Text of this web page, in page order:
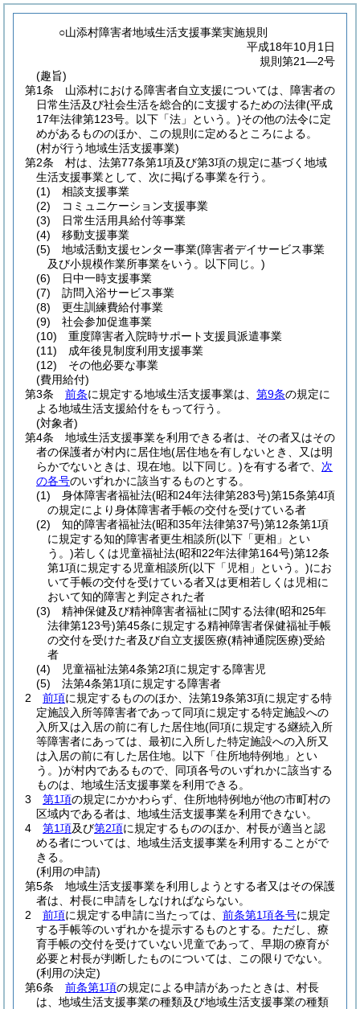
○山添村障害者地域生活支援事業実施規則
平成18年10月1日
規則第21―2号
(趣旨)
第1条
山添村における障害者自立支援については、障害者の
日常生活及び社会生活を総合的に支援するための法律(平成
17年法律第123号。以下「法」という。)その他の法令に定
めがあるもののほか、この規則に定めるところによる。
(村が行う地域生活支援事業)
第2条
村は、法第77条第1項及び第3項の規定に基づく地域
生活支援事業として、次に掲げる事業を行う。
(1)
相談支援事業
(2)
コミュニケーション支援事業
(3)
日常生活用具給付等事業
(4)
移動支援事業
(5)
地域活動支援センター事業(障害者デイサービス事業
及び小規模作業所事業をいう。以下同じ。)
(6)
日中一時支援事業
(7)
訪問入浴サービス事業
(8)
更生訓練費給付事業
(9)
社会参加促進事業
(10)
重度障害者入院時サポート支援員派遣事業
(11)
成年後見制度利用支援事業
(12)
その他必要な事業
(費用給付)
第3条
前条に規定する地域生活支援事業は、 第9条の規定に
よる地域生活支援給付をもって行う。
(対象者)
第4条
地域生活支援事業を利用できる者は、その者又はその
者の保護者が村内に居住地(居住地を有しないとき、又は明
らかでないときは、現在地。以下同じ。)を有する者で、 次
の各号のいずれかに該当するものとする。
(1)
身体障害者福祉法(昭和24年法律第283号)第15条第4項
の規定により身体障害者手帳の交付を受けている者
(2)
知的障害者福祉法(昭和35年法律第37号)第12条第1項
に規定する知的障害者更生相談所(以下「更相」とい
う。)若しくは児童福祉法(昭和22年法律第164号)第12条
第1項に規定する児童相談所(以下「児相」という。)にお
いて手帳の交付を受けている者又は更相若しくは児相に
おいて知的障害と判定された者
(3)
精神保健及び精神障害者福祉に関する法律(昭和25年
法律第123号)第45条に規定する精神障害者保健福祉手帳
の交付を受けた者及び自立支援医療(精神通院医療)受給
者
(4)
児童福祉法第4条第2項に規定する障害児
(5)
法第4条第1項に規定する障害者
2
前項に規定するもののほか、法第19条第3項に規定する特
定施設入所等障害者であって同項に規定する特定施設への
入所又は入居の前に有した居住地(同項に規定する継続入所
等障害者にあっては、最初に入所した特定施設への入所又
は入居の前に有した居住地。以下「住所地特例地」とい
う。)が村内であるもので、同項各号のいずれかに該当する
ものは、地域生活支援事業を利用できる。
3
第1項の規定にかかわらず、住所地特例地が他の市町村の
区域内である者は、地域生活支援事業を利用できない。
4
第1項及び第2項に規定するもののほか、村長が適当と認
める者については、地域生活支援事業を利用することがで
きる。
(利用の申請)
第5条
地域生活支援事業を利用しようとする者又はその保護
者は、村長に申請をしなければならない。
2
前項に規定する申請に当たっては、 前条第1項各号に規定
する手帳等のいずれかを提示するものとする。 ただし、療
育手帳の交付を受けていない児童であって、早期の療育が
必要と村長が判断したものについては、この限りでない。
(利用の決定)
第6条
前条第1項の規定による申請があったときは、村長
は、地域生活支援事業の種類及び地域生活支援事業の種類